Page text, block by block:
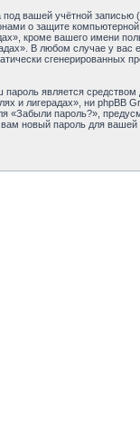
вашей учётной записью
о защите
кроме вашего имени
В любом случае у вас
сгенерированных
является средством
и лигерадах», ни phpBB
«Забыли пароль?»,
новый пароль для вашей